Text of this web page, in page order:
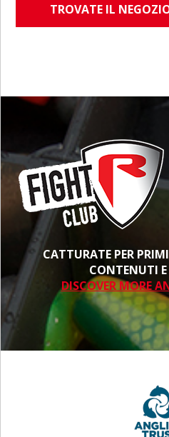
TROVATE IL
CATTURATE PER
CONTENUTI
DISCOVER MORE